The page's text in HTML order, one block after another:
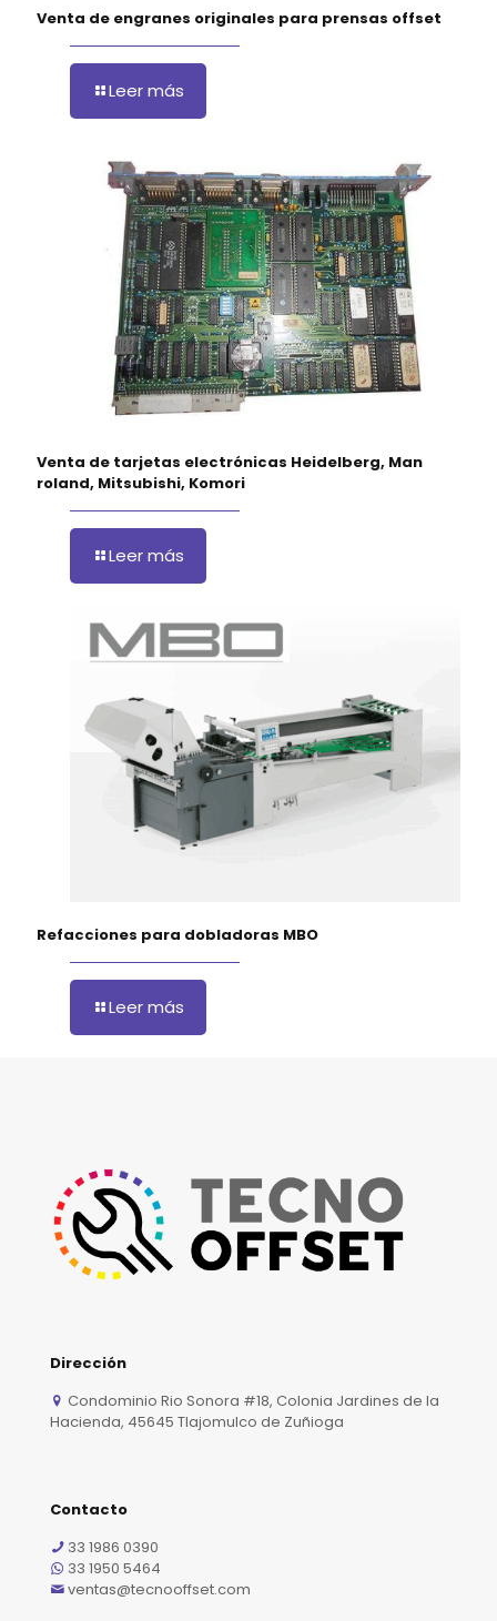
Venta de engranes originales para prensas offset
Leer más
Venta de tarjetas electrónicas Heidelberg, Man
roland, Mitsubishi, Komori
Leer más
Refacciones para dobladoras MBO
Leer más
Dirección
Condominio Rio Sonora #18, Colonia Jardines de la
Hacienda, 45645 Tlajomulco de Zuñioga
Contacto
33 1986 0390
33 1950 5464
ventas@tecnooffset.com